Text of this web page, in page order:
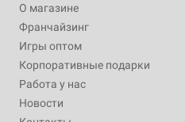
О магазине
Франчайзинг
Игры оптом
Корпоративные подарки
Работа у нас
Новости